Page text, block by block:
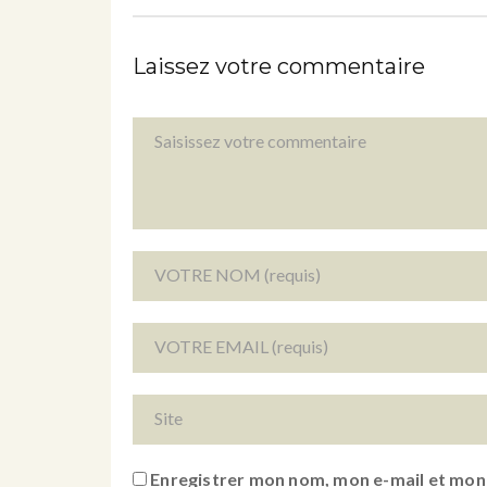
Laissez votre commentaire
Enregistrer mon nom, mon e-mail et